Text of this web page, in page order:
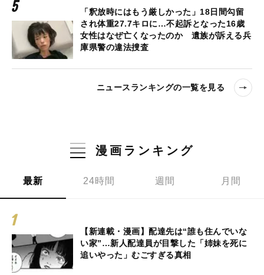
「釈放時にはもう厳しかった」18日間勾留
され体重27.7キロに…不起訴となった16歳
女性はなぜ亡くなったのか 遺族が訴える兵
庫県警の違法捜査
ニュースランキングの一覧を見る
漫画ランキング
最新 24時間 週間 月間
【新連載・漫画】配達先は“誰も住んでいな
い家”…新人配達員が目撃した「姉妹を死に
追いやった」むごすぎる真相